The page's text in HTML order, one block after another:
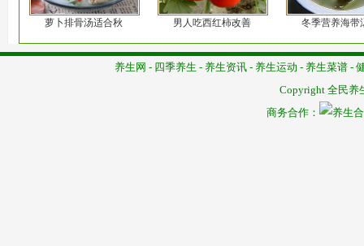
萝卜排骨汤适合秋 男人吃西红柿改善 冬季营养海带
养生网 - 四季养生 - 养生资讯 - 养生运动 - 养生菜谱 -
Copyright 全民养
商务合作：